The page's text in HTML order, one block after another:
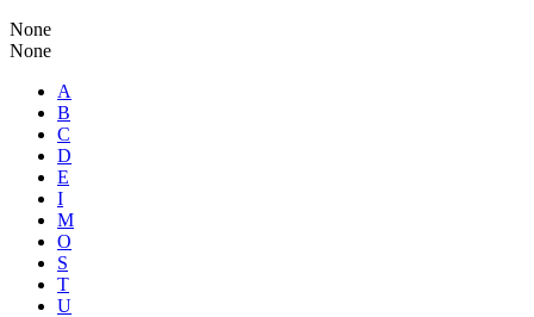
None
None
A
B
C
D
E
I
M
O
S
T
U